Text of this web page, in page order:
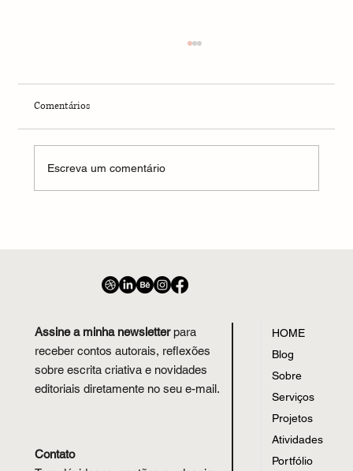
Comentários
Escreva um comentário
Contato
Assine a minha newsletterpara
receber contos autorais, reflexões
sobre escrita criativa e novidades
editoriais diretamente no seu e-mail.
HOME
Blog
Sobre
Serviços
Projetos
Atividades
Portfólio